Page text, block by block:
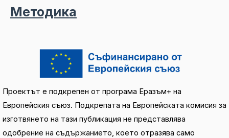
Методика
Проектът е подкрепен от програма Еразъм+ на
Европейския съюз. Подкрепата на Европейската комисия за
изготвянето на тази публикация не представлява
одобрение на съдържанието, което отразява само